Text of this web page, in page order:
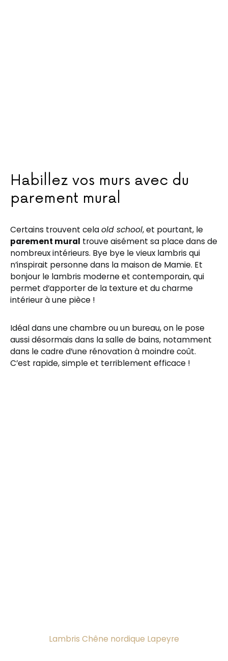
Habillez vos murs avec du
parement mural
Certains trouvent celaold school, et pourtant, le
parement mural trouve aisément sa place dans de
nombreux intérieurs. Bye bye le vieux lambris qui
n’inspirait personne dans la maison de Mamie. Et
bonjour le lambris moderne et contemporain, qui
permet d’apporter de la texture et du charme
intérieur à une pièce !
Idéal dans une chambre ou un bureau, on le pose
aussi désormais dans la salle de bains, notamment
dans le cadre d’une rénovation à moindre coût.
C’est rapide, simple et terriblement efficace !
Lambris Chêne nordique Lapeyre